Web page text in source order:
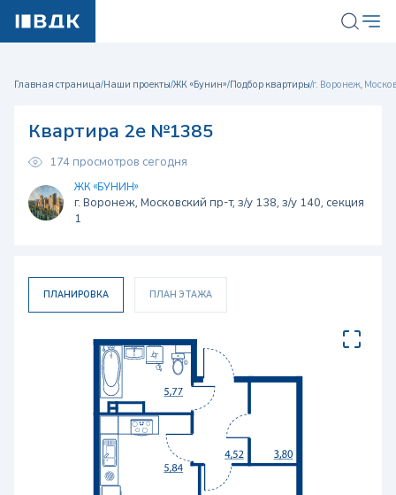
Главная страница/Наши проекты/ЖК «Бунин»/Подбор квартиры/г. Воронеж,
Квартира 2е №1385
174 просмотров сегодня
ЖК «БУНИН»
г. Воронеж, Московский пр-т, з/у 138, з/у 140, секция
1
ПЛАНИРОВКА ПЛАН ЭТАЖА